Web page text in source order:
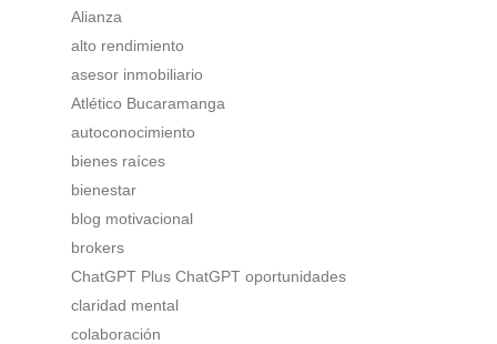
Alianza
alto rendimiento
asesor inmobiliario
Atlético Bucaramanga
autoconocimiento
bienes raíces
bienestar
blog motivacional
brokers
ChatGPT Plus ChatGPT oportunidades
claridad mental
colaboración